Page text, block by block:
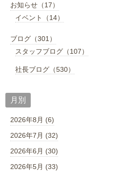
お知らせ（17）
イベント（14）
ブログ（301）
スタッフブログ（107）
社長ブログ（530）
月別
2026年8月 (6)
2026年7月 (32)
2026年6月 (30)
2026年5月 (33)